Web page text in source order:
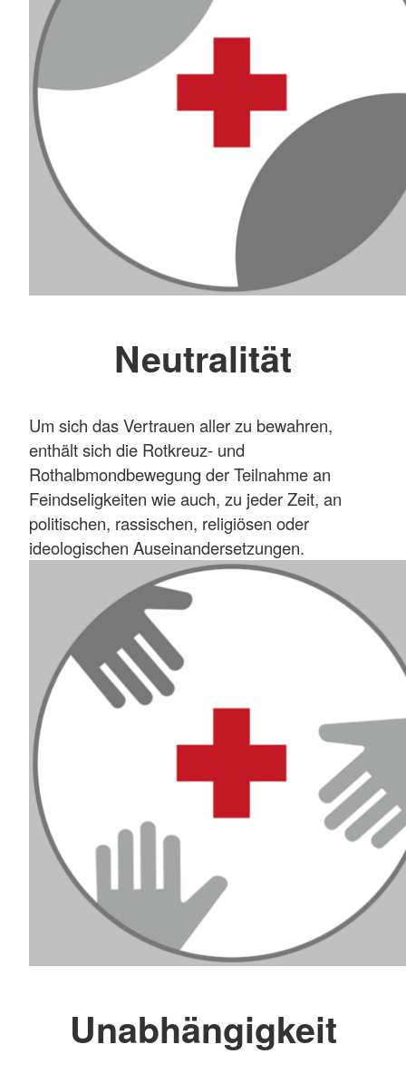
Neutralität
Um sich das Vertrauen aller zu bewahren,
enthält sich die Rotkreuz- und
Rothalbmondbewegung der Teilnahme an
Feindseligkeiten wie auch, zu jeder Zeit, an
politischen, rassischen, religiösen oder
ideologischen Auseinandersetzungen.
Unabhängigkeit